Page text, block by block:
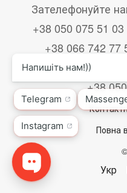
Зателефонуйте
+38 050 075 51 03
+38 066 742 77
+48533867723
+38
Повна
Укр